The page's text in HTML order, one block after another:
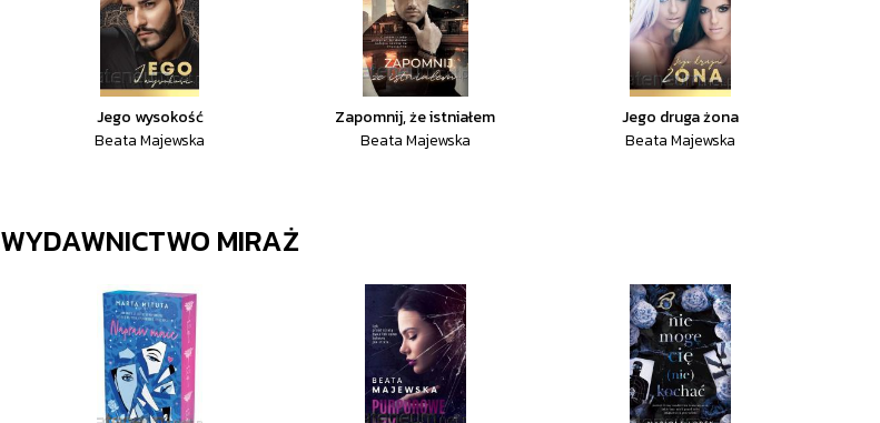
Jego wysokość
Beata Majewska
Zapomnij, że istniałem
Beata Majewska
Jego druga żona
Beata Majewska
WYDAWNICTWO MIRAŻ